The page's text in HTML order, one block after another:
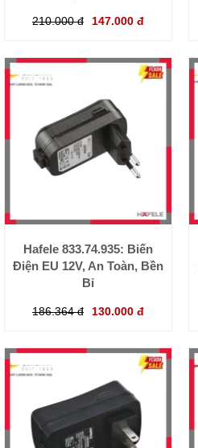
210.000 đ 147.000 đ
Hafele 833.74.935: Biến
Điện EU 12V, An Toàn, Bền
Bỉ
186.364 đ 130.000 đ